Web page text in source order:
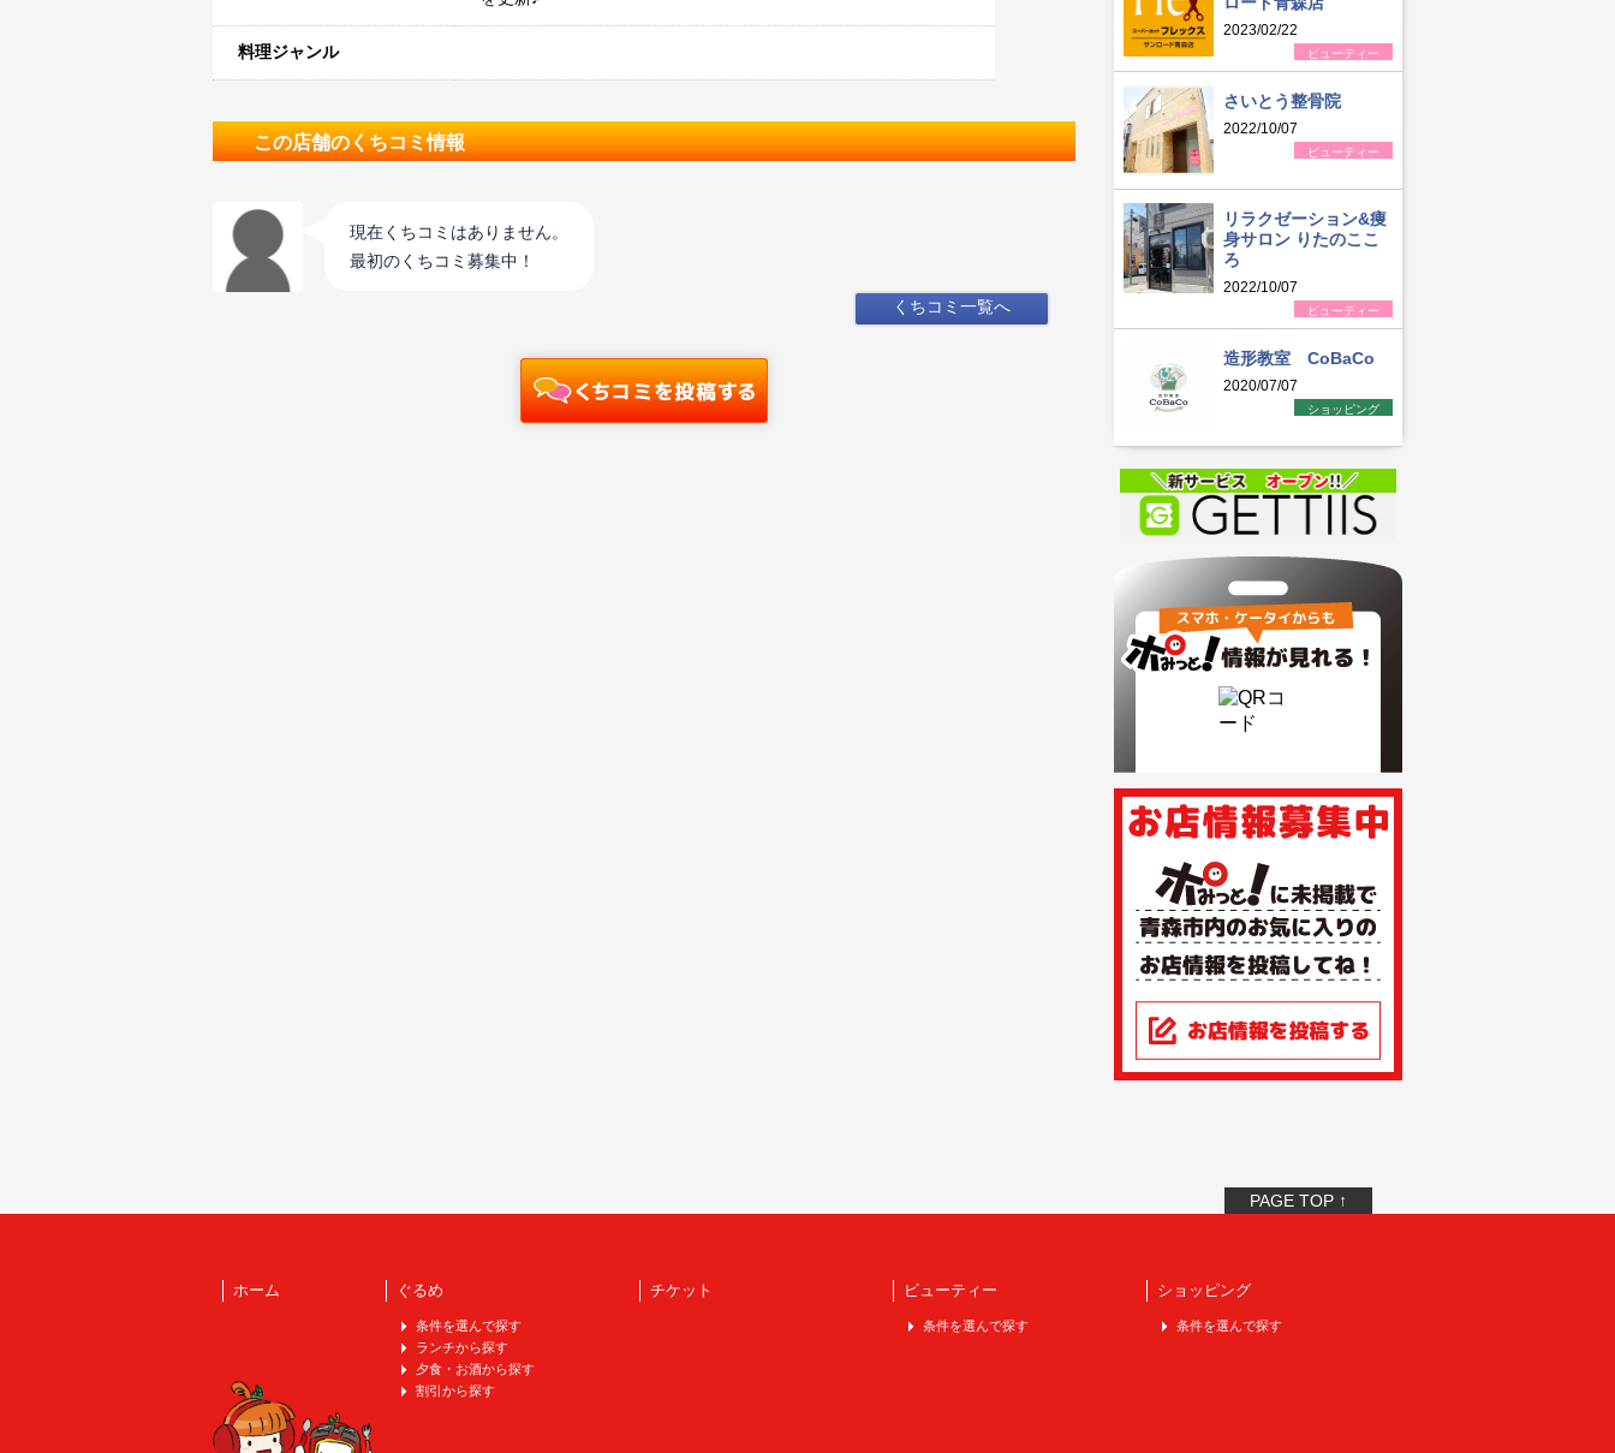
料理ジャンル
この店舗のくちコミ情報
現在くちコミはありません。
最初のくちコミ募集中！
くちコミ一覧へ
2023/02/22
ビューティー
さいとう整骨院
2022/10/07
ビューティー
リラクゼーション&痩
身サロン りたのここ
ろ
2022/10/07
ビューティー
造形教室 CoBaCo
2020/07/07
ショッピング
PAGE TOP ↑
ホーム ぐるめ
条件を選んで探す
ランチから探す
夕食・お酒から探す
割引から探す
チケット ビューティー
条件を選んで探す
ショッピング
条件を選んで探す